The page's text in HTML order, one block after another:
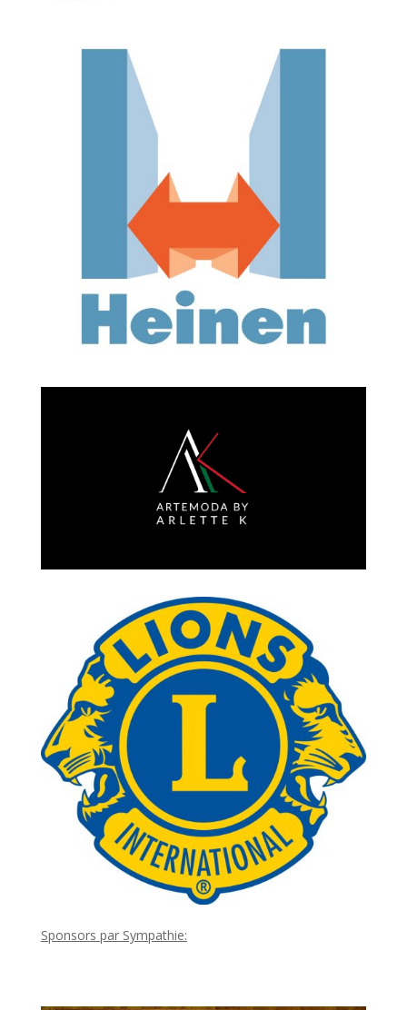
Sponsors par Sympathie: